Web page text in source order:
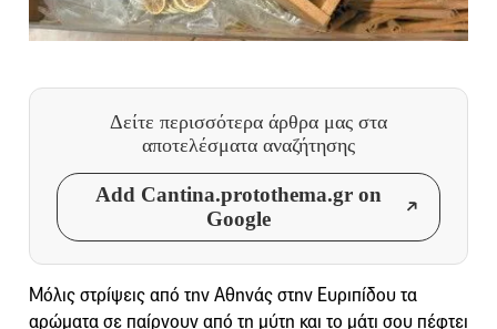
Δείτε περισσότερα άρθρα μας στα
αποτελέσματα αναζήτησης
Add Cantina.protothema.gr on
Google
Μόλις στρίψεις από την Αθηνάς στην Ευριπίδου τα
αρώματα σε παίρνουν από τη μύτη και το μάτι σου πέφτει